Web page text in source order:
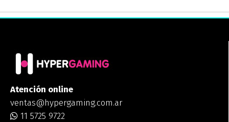
Atención online
ventas@hypergaming.com.ar
11 5725 9722